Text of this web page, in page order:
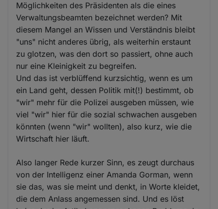
Möglichkeiten des Präsidenten als die eines
Verwaltungsbeamten bezeichnet werden? Mit
diesem Mangel an Wissen und Verständnis bleibt
"uns" nicht anderes übrig, als weiterhin erstaunt
zu glotzen, was den dort so passiert, ohne auch
nur eine Kleinigkeit zu begreifen.
Und das ist verblüffend kurzsichtig, wenn es um
ein Land geht, dessen Politik mit(!) bestimmt, ob
"wir" mehr für die Polizei ausgeben müssen, wie
viel "wir" hier für die sozial schwachen ausgeben
könnten (wenn "wir" wollten), also kurz, wie die
Wirtschaft hier läuft.
Also langer Rede kurzer Sinn, es zeugt durchaus
von der Intelligenz einer Amanda Gorman, wenn
sie das, was sie meint und denkt, in Worte kleidet,
die dem Anlass angemessen sind. Und es löst